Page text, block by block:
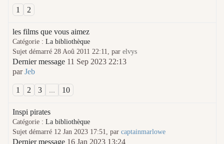
1 2
les films que vous aimez
Catégorie : La bibliothèque
Sujet démarré 28 Aoû 2011 22:11, par elvys
Dernier message 11 Sep 2023 22:13
parJeb
1 2 3 ... 10
Inspi pirates
Catégorie : La bibliothèque
Sujet démarré 12 Jan 2023 17:51, par captainmarlowe
Dernier message 16 Jan 2023 13:24